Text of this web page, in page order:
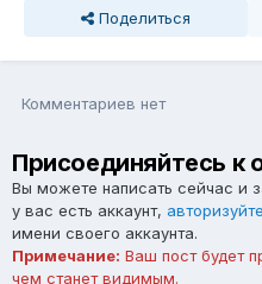
Поделиться
Комментариев нет
Присоединяйтесь к
Вы можете написать сейчас и
у вас есть аккаунт,
имени своего аккаунта.
Примечание: Ваш пост будет
чем станет видимым.